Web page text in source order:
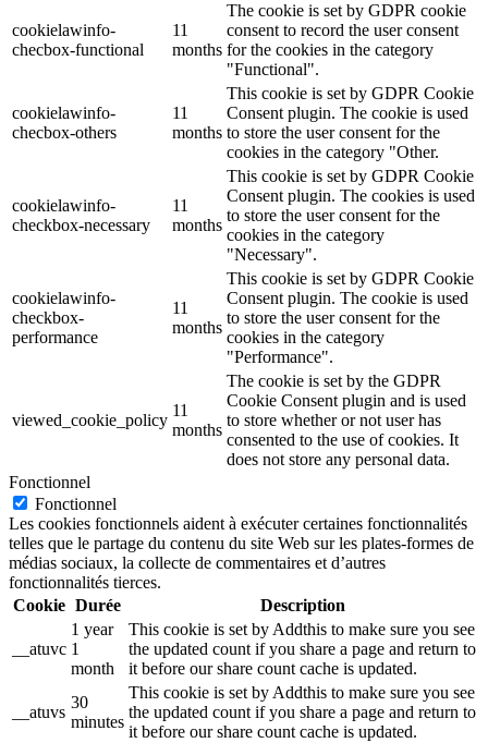
cookielawinfo-
checbox-functional
11
months
The cookie is set by GDPR cookie
consent to record the user consent
for the cookies in the category
"Functional".
cookielawinfo-
checbox-others
11
months
This cookie is set by GDPR Cookie
Consent plugin. The cookie is used
to store the user consent for the
cookies in the category "Other.
cookielawinfo-
checkbox-necessary
11
months
This cookie is set by GDPR Cookie
Consent plugin. The cookies is used
to store the user consent for the
cookies in the category
"Necessary".
cookielawinfo-
checkbox-
performance
11
months
This cookie is set by GDPR Cookie
Consent plugin. The cookie is used
to store the user consent for the
cookies in the category
"Performance".
viewed_cookie_policy
11
months
The cookie is set by the GDPR
Cookie Consent plugin and is used
to store whether or not user has
consented to the use of cookies. It
does not store any personal data.
Fonctionnel
Fonctionnel
Les cookies fonctionnels aident à exécuter certaines fonctionnalités
telles que le partage du contenu du site Web sur les plates-formes de
médias sociaux, la collecte de commentaires et d’autres
fonctionnalités tierces.
Cookie Durée Description
__atuvc
1 year
1
month
This cookie is set by Addthis to make sure you see
the updated count if you share a page and return to
it before our share count cache is updated.
__atuvs
30
minutes
This cookie is set by Addthis to make sure you see
the updated count if you share a page and return to
it before our share count cache is updated.